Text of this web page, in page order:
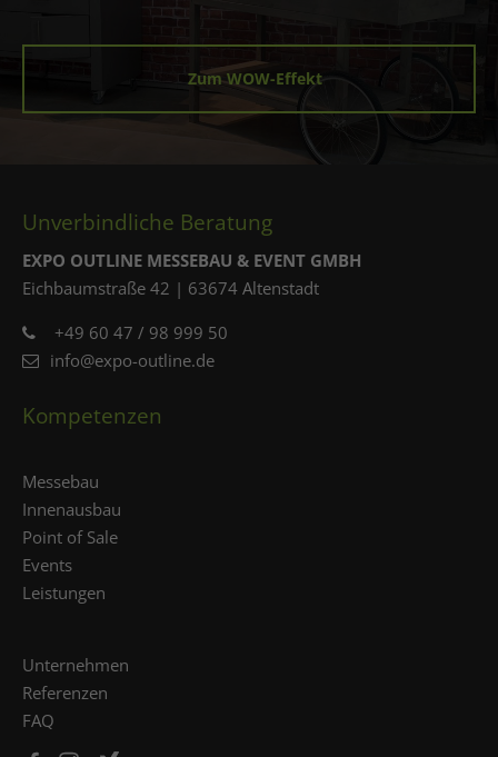
Zum WOW-Effekt
Unverbindliche Beratung
EXPO OUTLINE MESSEBAU & EVENT GMBH
Eichbaumstraße 42 | 63674 Altenstadt
+49 60 47 / 98 999 50
info@expo-outline.de
Kompetenzen
Messebau
Innenausbau
Point of Sale
Events
Leistungen
Unternehmen
Referenzen
FAQ